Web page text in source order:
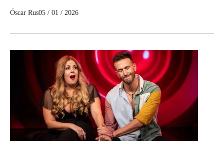
Óscar Rus05 / 01 / 2026